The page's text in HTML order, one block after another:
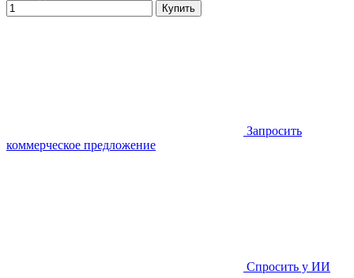
Купить
Запросить
коммерческое предложение
Спросить у ИИ